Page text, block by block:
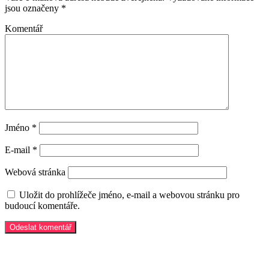
jsou označeny *
Komentář
Jméno *
E-mail *
Webová stránka
Uložit do prohlížeče jméno, e-mail a webovou stránku pro
budoucí komentáře.